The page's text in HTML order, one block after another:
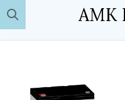
Passer
au
AMK